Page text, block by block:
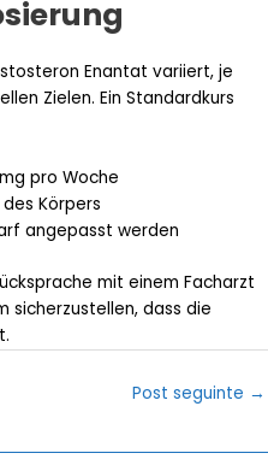
Enantat variiert, je
Zielen. Ein Standardkurs
pro Woche
Körpers
angepasst werden
mit einem Facharzt
sicherzustellen, dass die
Post seguinte →